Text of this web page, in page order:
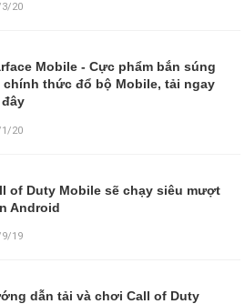
3/20
Mobile - Cực phẩm bắn súng
chính thức đổ bộ Mobile, tải ngay
1/20
of Duty Mobile sẽ chạy siêu mượt
Android
9/19
dẫn tải và chơi Call of Duty